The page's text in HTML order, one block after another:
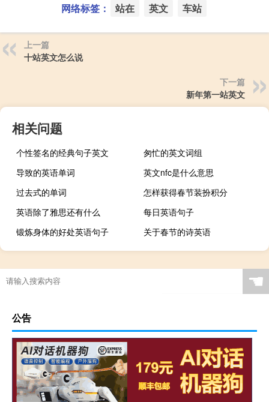
网络标签： 站在 英文 车站
上一篇
十站英文怎么说
下一篇
新年第一站英文
相关问题
个性签名的经典句子英文
匆忙的英文词组
导致的英语单词
英文nfc是什么意思
过去式的单词
怎样获得春节装扮积分
英语除了雅思还有什么
每日英语句子
锻炼身体的好处英语句子
关于春节的诗英语
☚
公告